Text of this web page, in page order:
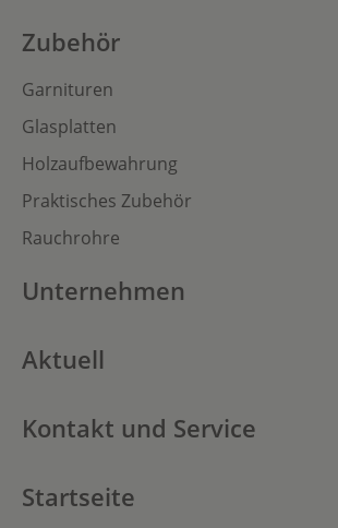
Zubehör
Garnituren
Glasplatten
Holzaufbewahrung
Praktisches Zubehör
Rauchrohre
Unternehmen
Aktuell
Kontakt und Service
Startseite